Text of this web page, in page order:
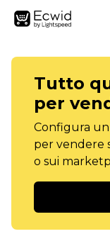
Tutto
per
Configura
per vendere
o sui